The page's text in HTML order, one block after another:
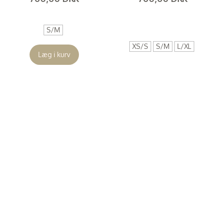
S/M
Læg i kurv
XS/S S/M L/XL